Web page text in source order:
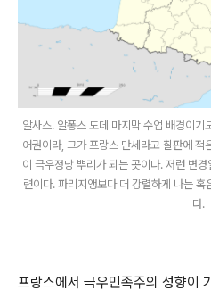
알사스. 알퐁스 도데 마지막 수업 배경이기
어권이라, 그가 프랑스 만세라고 칠판에
이 극우정당 뿌리가 되는 곳이다. 저런 변
련이다. 파리지앵보다 더 강렬하게 나는
다.
프랑스에서 극우민족주의 성향이